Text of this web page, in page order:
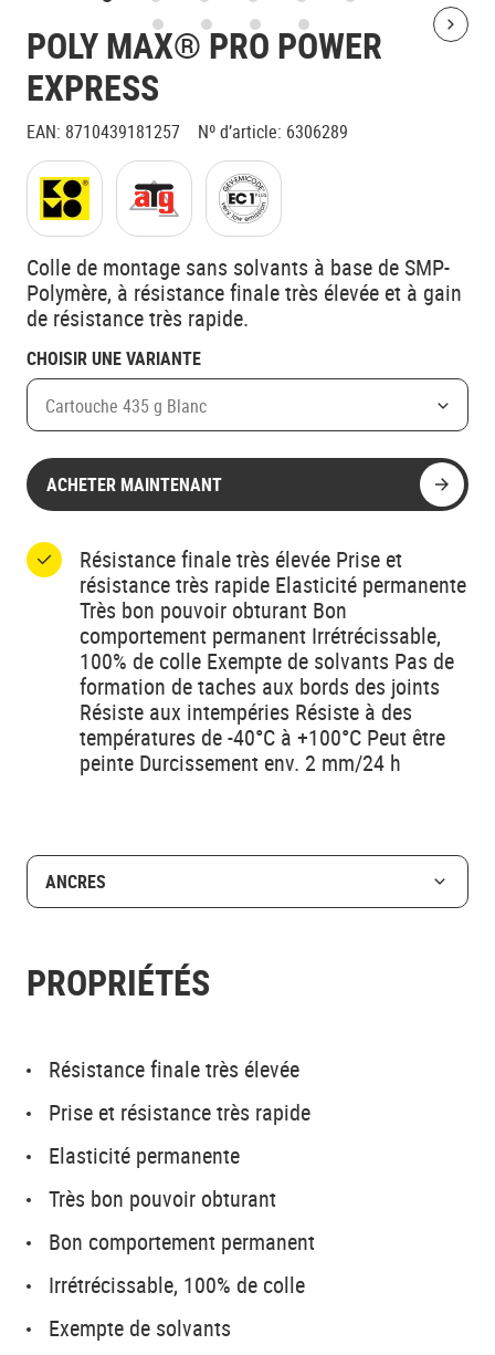
POLY MAX® PRO POWER
EXPRESS
EAN: 8710439181257 Nº d’article: 6306289
Colle de montage sans solvants à base de SMP-
Polymère, à résistance finale très élevée et à gain
de résistance très rapide.
CHOISIR UNE VARIANTE
Cartouche 435 g Blanc
ACHETER MAINTENANT
Résistance finale très élevée Prise et
résistance très rapide Elasticité permanente
Très bon pouvoir obturant Bon
comportement permanent Irrétrécissable,
100% de colle Exempte de solvants Pas de
formation de taches aux bords des joints
Résiste aux intempéries Résiste à des
températures de -40°C à +100°C Peut être
peinte Durcissement env. 2 mm/24 h
ANCRES
PROPRIÉTÉS
Résistance finale très élevée
Prise et résistance très rapide
Elasticité permanente
Très bon pouvoir obturant
Bon comportement permanent
Irrétrécissable, 100% de colle
Exempte de solvants